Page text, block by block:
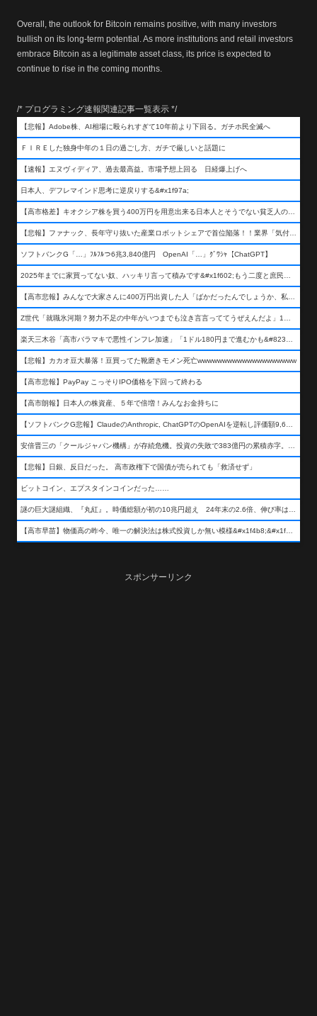
Overall, the outlook for Bitcoin remains positive, with many investors
bullish on its long-term potential. As more institutions and retail investors
embrace Bitcoin as a legitimate asset class, its price is expected to
continue to rise in the coming months.
/* プログラミング速報関連記事一覧表示 */
【悲報】Adobe株、AI相場に殴られすぎて10年前より下回る。ガチホ民全滅へ
ＦＩＲＥした独身中年の１日の過ごし方、ガチで厳しいと話題に
【速報】エヌヴィディア、過去最高益。市場予想上回る 日経爆上げへ
日本人、デフレマインド思考に逆戻りする&#x1f97a;
ソフトバンクG「…」ﾌﾙﾌﾙつ6兆3,840億円 OpenAI「…」ｸﾞﾜｼｬ【ChatGPT】
【悲報】カカオ豆大暴落！豆買ってた靴磨きモメン死亡wwwwwwwwwwwwwwwwwwww
【高市悲報】PayPay こっそりIPO価格を下回って終わる
【高市朗報】日本人の株資産、５年で倍増！みんなお金持ちに
【悲報】日銀、反日だった。 高市政権下で国債が売られても「救済せず」
ビットコイン、エプスタインコインだった……
スポンサーリンク